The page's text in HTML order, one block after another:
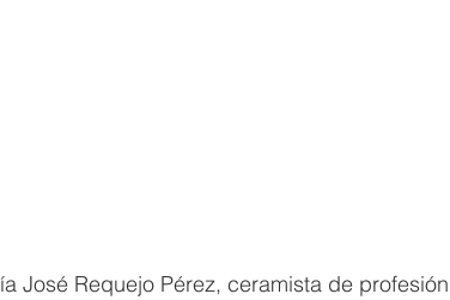
José Requejo Pérez, ceramista de